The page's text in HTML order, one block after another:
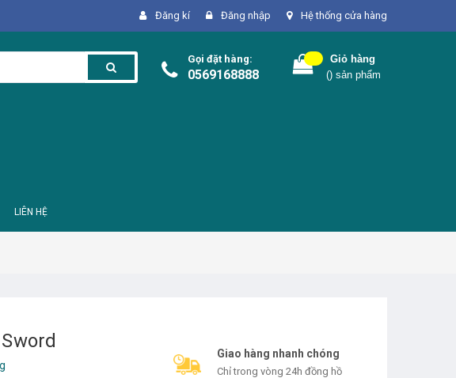
Đăng kí Đăng nhập Hệ thống cửa hàng
Gọi đặt hàng:
0569168888
Giỏ hàng
() sản phẩm
LIÊN HỆ
Giao hàng nhanh chóng
Chỉ trong vòng 24h đồng hồ